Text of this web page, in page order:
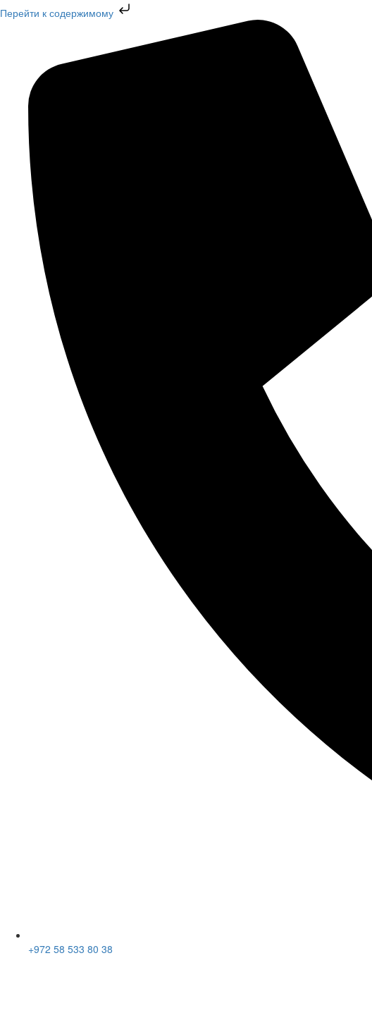
Перейти к содержимому
+972 58 533 80 38